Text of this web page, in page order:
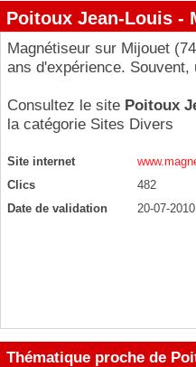
Poitoux Jean-Louis -
Magnétiseur sur Mijouet
ans d'expérience.
Consultez le site Poitoux
la catégorie Sites Divers
Site internet
Clics
482
Date de validation
20-07-2010
Thématique proche de